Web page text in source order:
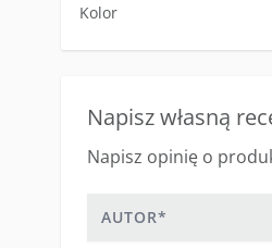
Kolor
Napisz własną
Napisz opinię o